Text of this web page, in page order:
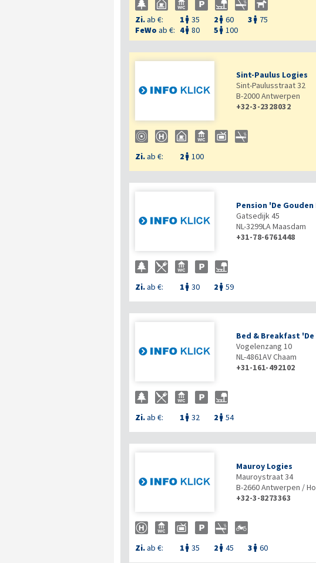
Zi.ab €: 1  35 2  60 3  75
FeWo ab €: 4 80 5  100
Sint-Paulus Logies
Sint-Paulusstraat 32
B-2000Antwerpen
+32-3-2328032
Zi.ab €: 2  100
Pension 'De Gouden
Gatsedijk 45
NL-3299LAMaasdam
+31-78-6761448
Zi.ab €: 1  30 2  59
Bed & Breakfast
Vogelenzang 10
NL-4861AVChaam
+31-161-492102
Zi.ab €: 1  32 2  54
Mauroy Logies
Mauroystraat 34
B-2660Antwerpen /
+32-3-8273363
Zi.ab €: 1  35 2  45 3  60